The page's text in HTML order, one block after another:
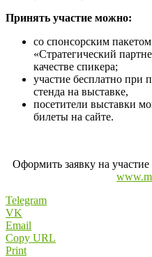
Принять участие можно:
со спонсорским
«Стратегический
качестве спикера;
участие бесплатно при
стенда на выставке,
посетители выставки
билеты на сайте.
Оформить заявку на
Telegram
VK
Email
Copy URL
Print